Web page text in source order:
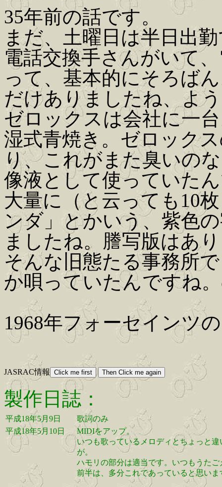
35年前の話です。
まだ、土曜日は半日出
電話交換手さんがいて
って、基本的にそろば
だけありましたね、よ
ゼロックスは会社に一
湿式青焼き。ゼロック
り、これがまた臭いの
像液として使っていた
大量に（と云っても10
ンダ」とかいう、紫色
ましたね。謄写版はあ
そんな旧態たる事務所
か唄っていたんですね
1968年フォーセインツ
JASRAC情報
製作日誌：
平成18年5月9日
歌詞のみ
平成18年5月10日
MIDIをアップ。
いつも歌っているメロディとちょっと
が。
ハモリの部分は適当です。いつもうた
前半は、多分これであっていると思い